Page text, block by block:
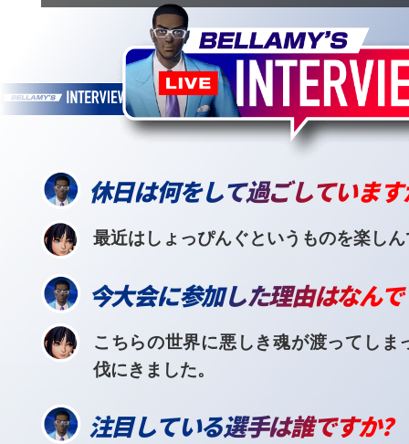
休日は何をして過ごしていま
最近はしょっぴんぐというものを楽し
今大会に参加した理由はなん
こちらの世界に悪しき魂が渡ってしま
伐にきました。
注目している選手は誰ですか？